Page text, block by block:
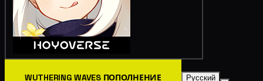
WUTHERING WAVES ПОПОЛНЕНИЕ Русский